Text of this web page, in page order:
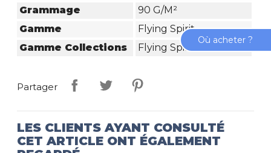
Grammage
90 G/m²
Gamme
Flying Spirit
Gamme Collections
Flying Spirit
Partager
LES CLIENTS AYANT CONSULTÉ
CET ARTICLE ONT ÉGALEMENT
Où acheter ?